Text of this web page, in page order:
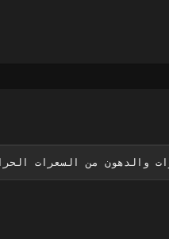
والدهون من السعرات